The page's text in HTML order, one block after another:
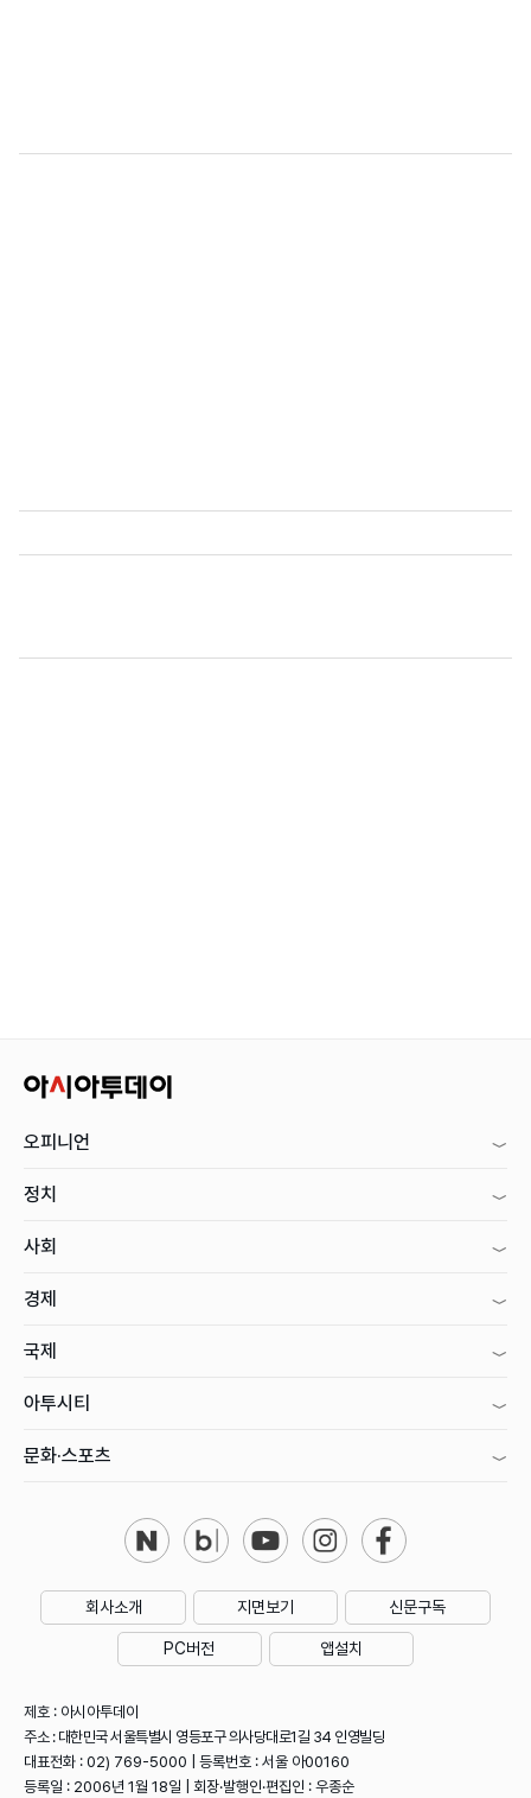
오피니언
정치
사회
경제
국제
아투시티
문화·스포츠
회사소개 지면보기 신문구독
PC버전 앱설치
제호 : 아시아투데이
주소 : 대한민국 서울특별시 영등포구 의사당대로1길 34 인영빌딩
대표전화 : 02) 769-5000 | 등록번호 : 서울 아00160
등록일 : 2006년 1월 18일 | 회장·발행인·편집인 : 우종순